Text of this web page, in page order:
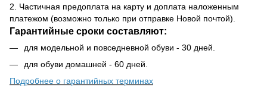
2. Частичная предоплата на карту и доплата наложенным
платежом (возможно только при отправке Новой почтой).
Гарантийные сроки составляют:
для модельной и повседневной обуви - 30 дней.
для обуви домашней - 60 дней.
Подробнее о гарантийных терминах